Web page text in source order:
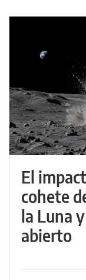
El
cohete
la Luna
abierto